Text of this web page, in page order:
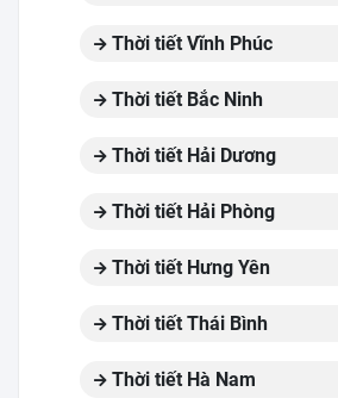
Thời tiết Vĩnh Phúc
Thời tiết Bắc Ninh
Thời tiết Hải Dương
Thời tiết Hải Phòng
Thời tiết Hưng Yên
Thời tiết Thái Bình
Thời tiết Hà Nam